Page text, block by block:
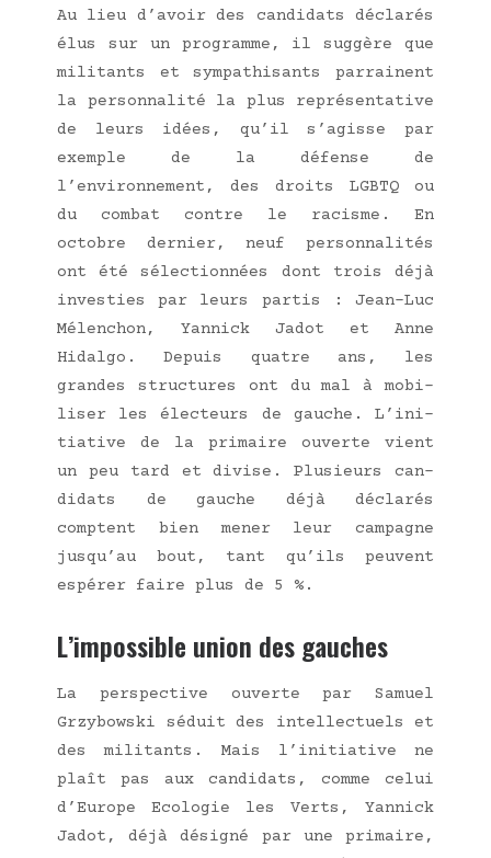
Au lieu d’avoir des can­di­dats décla­rés
élus sur un pro­gramme, il sug­gère que
mili­tants et sym­pa­thi­sants par­rainent
la per­son­na­li­té la plus repré­sen­ta­tive
de leurs idées, qu’il s’a­gisse par
exemple de la défense de
l’environnement, des droits LGBTQ ou
du com­bat contre le racisme. En
octobre der­nier, neuf per­son­na­li­tés
ont été sélec­tion­nées dont trois déjà
inves­ties par leurs par­tis : Jean-Luc
Mélen­chon, Yan­nick Jadot et Anne
Hidal­go. Depuis quatre ans, les
grandes struc­tures ont du mal à mobi­
li­ser les élec­teurs de gauche. L’i­ni­
tia­tive de la pri­maire ouverte vient
un peu tard et divise. Plu­sieurs can­
di­dats de gauche déjà décla­rés
comptent bien mener leur cam­pagne
jusqu’au bout, tant qu’ils peuvent
espé­rer faire plus de 5 %.
L’impossible union des gauches
La pers­pec­tive ouverte par Samuel
Grzy­bows­ki séduit des intel­lec­tuels et
des mili­tants. Mais l’initiative ne
plaît pas aux can­di­dats, comme celui
d’Eu­rope Eco­lo­gie les Verts, Yan­nick
Jadot, déjà dési­gné par une pri­maire,